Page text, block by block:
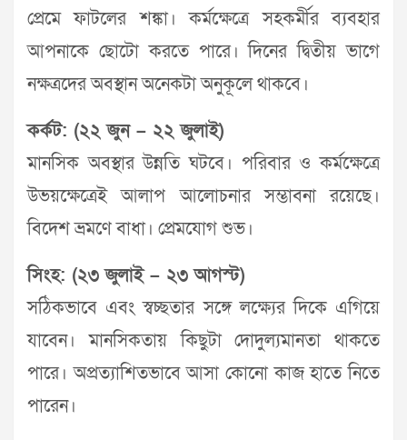
প্রেমে ফাটলের শঙ্কা। কর্মক্ষেত্রে সহকর্মীর ব্যবহার
আপনাকে ছোটো করতে পারে। দিনের দ্বিতীয় ভাগে
নক্ষত্রদের অবস্থান অনেকটা অনুকূলে থাকবে।
কর্কট: (২২ জুন – ২২ জুলাই)
মানসিক অবস্থার উন্নতি ঘটবে। পরিবার ও কর্মক্ষেত্রে
উভয়ক্ষেত্রেই আলাপ আলোচনার সম্ভাবনা রয়েছে।
বিদেশ ভ্রমণে বাধা। প্রেমযোগ শুভ।
সিংহ: (২৩ জুলাই – ২৩ আগস্ট)
সঠিকভাবে এবং স্বচ্ছতার সঙ্গে লক্ষ্যের দিকে এগিয়ে
যাবেন। মানসিকতায় কিছুটা দোদুল্যমানতা থাকতে
পারে। অপ্রত্যাশিতভাবে আসা কোনো কাজ হাতে নিতে
পারেন।